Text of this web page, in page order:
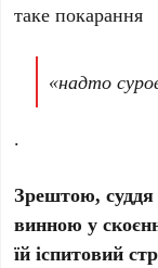
таке покарання
«надто
.
Зрештою,
винною у
їй іспитовий